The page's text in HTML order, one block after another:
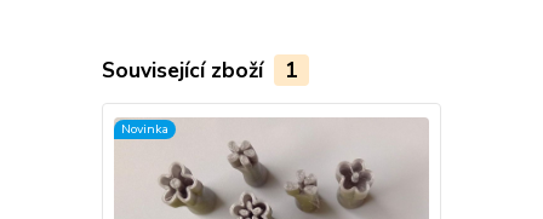
Související zboží 1
Novinka